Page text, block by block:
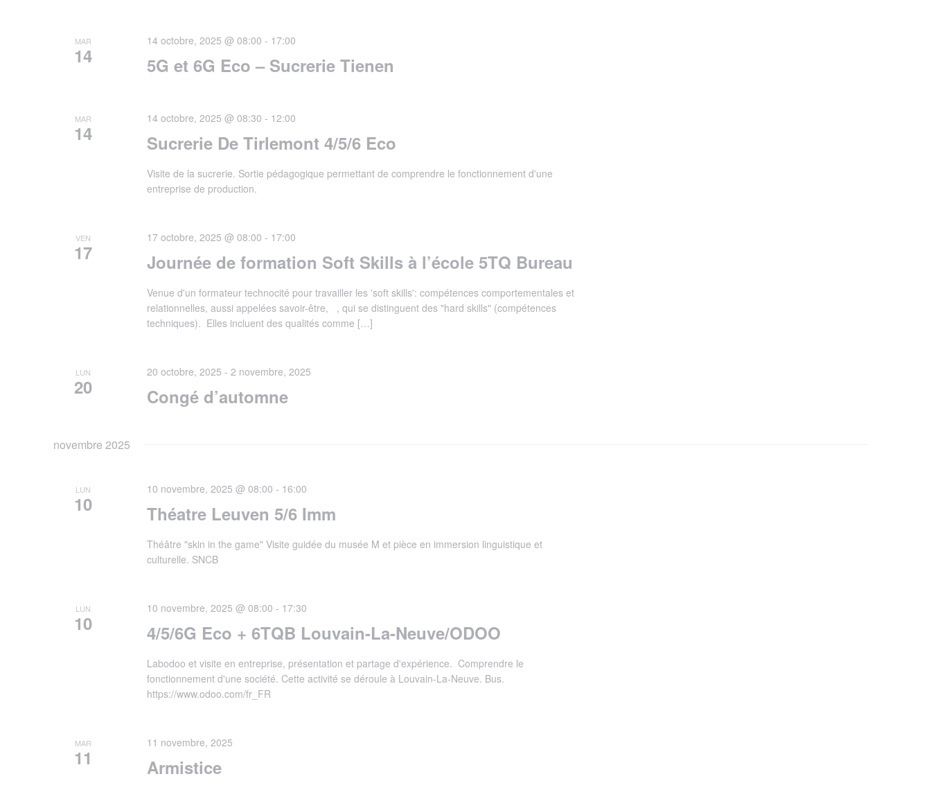
MAR
14
14 octobre, 2025 @ 08:00 - 17:00
5G et 6G Eco – Sucrerie Tienen
MAR
14
14 octobre, 2025 @ 08:30 - 12:00
Sucrerie De Tirlemont 4/5/6 Eco
Visite de la sucrerie. Sortie pédagogique permettant de comprendre le fonctionnement d'une
entreprise de production.
VEN
17
17 octobre, 2025 @ 08:00 - 17:00
Journée de formation Soft Skills à l’école 5TQ Bureau
Venue d'un formateur technocité pour travailler les 'soft skills': compétences comportementales et
relationnelles, aussi appelées savoir-être, , qui se distinguent des "hard skills" (compétences
techniques). Elles incluent des qualités comme […]
LUN
20
20 octobre, 2025 -2 novembre, 2025
Congé d’automne
novembre 2025
LUN
10
10 novembre, 2025 @ 08:00 - 16:00
Théatre Leuven 5/6 Imm
Théâtre "skin in the game" Visite guidée du musée M et pièce en immersion linguistique et
culturelle. SNCB
LUN
10
10 novembre, 2025 @ 08:00 - 17:30
4/5/6G Eco + 6TQB Louvain-La-Neuve/ODOO
Labodoo et visite en entreprise, présentation et partage d'expérience. Comprendre le
fonctionnement d'une société. Cette activité se déroule à Louvain-La-Neuve. Bus.
https://www.odoo.com/fr_FR
MAR
11
11 novembre, 2025
Armistice